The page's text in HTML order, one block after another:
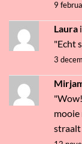
9
Laura
"Echt
3
straalt